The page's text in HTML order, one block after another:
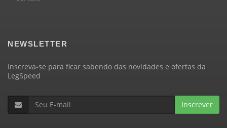
NEWSLETTER
Inscreva-se para ficar sabendo das novidades e ofertas da
LegSpeed
Inscrever